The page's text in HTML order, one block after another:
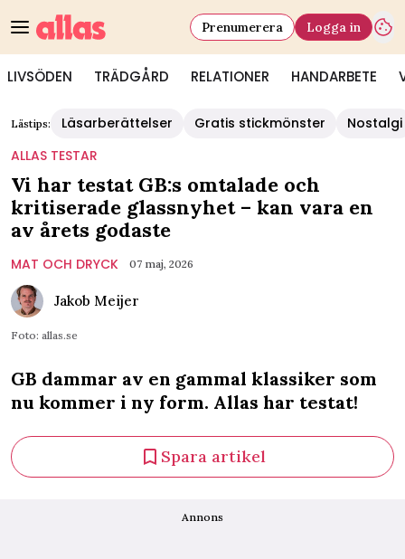
LIVSÖDEN TRÄDGÅRD RELATIONER HANDARBETE
Prenumerera Logga in
Lästips: Läsarberättelser Gratis stickmönster
Nostalgi
ALLAS TESTAR
Vi har testat GB:s omtalade och
kritiserade glassnyhet – kan vara en
av årets godaste
MAT OCH DRYCK 07 maj, 2026
Jakob Meijer
Foto: allas.se
GB dammar av en gammal klassiker som
nu kommer i ny form. Allas har testat!
Spara artikel
Annons